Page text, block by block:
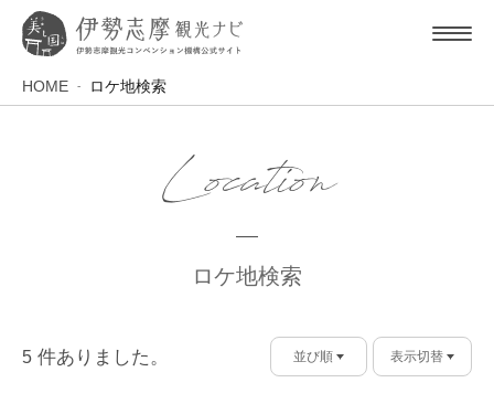
HOME ロケ地検索
Location
ロケ地検索
5 件ありました。 並び順 表示切替